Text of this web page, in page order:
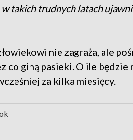
w takich trudnych latach
nie zagraża, ale
co giną pasieki. O ile będzie
za kilka miesięcy.